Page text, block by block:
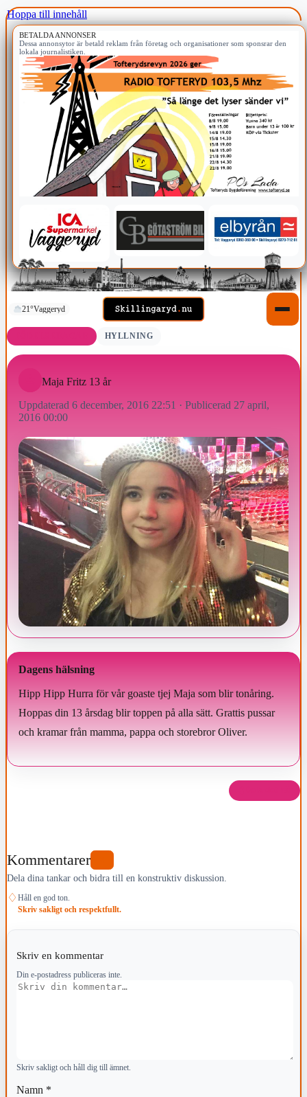
Hoppa till innehåll
BETALDA ANNONSER
Dessa annonsytor är betald reklam från företag och organisationer som sponsrar den
lokala journalistiken.
21°Vaggeryd
HYLLNING
Maja Fritz 13 år
Uppdaterad 6 december, 2016 22:51 · Publicerad 27 april,
2016 00:00
Dagens hälsning
Hipp Hipp Hurra för vår goaste tjej Maja som blir tonåring.
Hoppas din 13 årsdag blir toppen på alla sätt. Grattis pussar
och kramar från mamma, pappa och storebror Oliver.
Kommentarer
Dela dina tankar och bidra till en konstruktiv diskussion.
♢ Håll en god ton.
Skriv sakligt och respektfullt.
Skriv en kommentar
Din e-postadress publiceras inte.
Kommentar
Skriv sakligt och håll dig till ämnet.
Namn *